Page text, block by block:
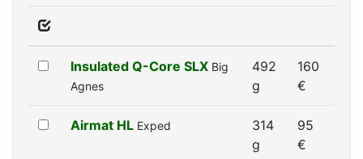
Insulated Q-Core SLX Big
Agnes
492
g
160
€
Airmat HL Exped
314
g
95
€